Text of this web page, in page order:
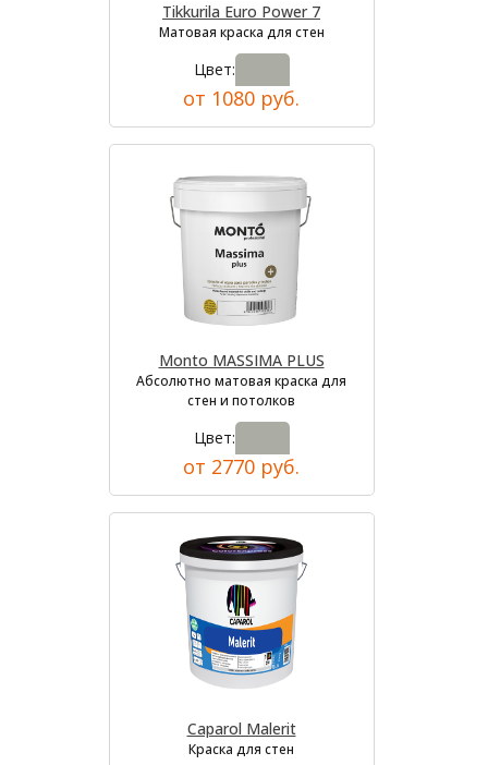
Tikkurila Euro Power 7
Матовая краска для стен
Цвет:
от 1080 руб.
Monto MASSIMA PLUS
Абсолютно матовая краска для
стен и потолков
Цвет:
от 2770 руб.
Caparol Malerit
Краска для стен